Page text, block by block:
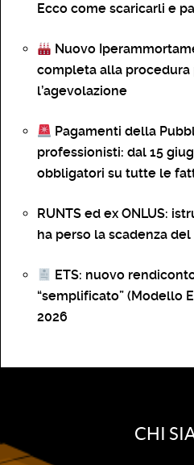
Ecco come scaricarli e
Nuovo
completa alla
l’agevolazione
Pagamenti della
professionisti: dal 15
obbligatori su tutte le
RUNTS ed ex ONLUS:
ha perso la scadenza del
ETS: nuovo
“semplificato” (Modello
2026
CHI